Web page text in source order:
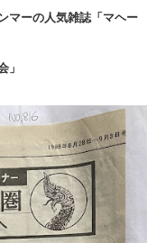
マーの人気雑誌「マヘー
」